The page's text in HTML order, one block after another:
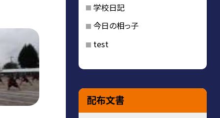
学校日記
今日の相っ子
test
配布文書